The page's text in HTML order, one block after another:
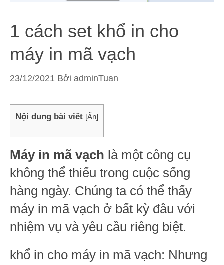
1 cách set khổ in cho
máy in mã vạch
23/12/2021 Bởi adminTuan
Nội dung bài viết [Ẩn]
Máy in mã vạch là một công cụ
không thể thiếu trong cuộc sống
hàng ngày. Chúng ta có thể thấy
máy in mã vạch ở bất kỳ đâu với
nhiệm vụ và yêu cầu riêng biệt.
khổ in cho máy in mã vạch: Nhưng